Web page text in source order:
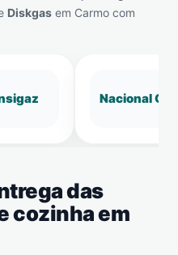
Diskgas em Carmo com
Nacional Gás
das
cozinha em